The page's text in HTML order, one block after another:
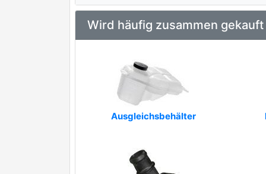
Wird häufig zusammen gekauft
Ausgleichsbehälter